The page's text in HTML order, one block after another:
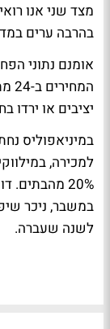
מצד שני אנו
בהרבה ערים
אומנם נתוני
יציבים או ירדו
20%
לשנה שעברה.